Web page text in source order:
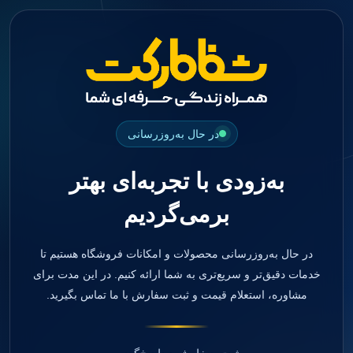
در حال به‌روزرسانی
به‌زودی با تجربه‌ای بهتر
برمی‌گردیم
در حال به‌روزرسانی محصولات و امکانات فروشگاه هستیم تا
خدمات دقیق‌تر و سریع‌تری به شما ارائه کنیم. در این مدت برای
مشاوره، استعلام قیمت و ثبت سفارش با ما تماس بگیرید.
جستجو
Impression Coping
صفحه اصلی
دندانپزشکی
مواد ترمیمی
کامپوزیت
کامپوزیت فلو
اسید اچ
باندینگ
بلیچینگ